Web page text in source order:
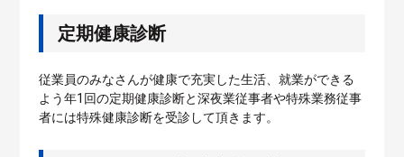
定期健康診断
従業員のみなさんが健康で充実した生活、就業ができる
よう年1回の定期健康診断と深夜業従事者や特殊業務従事
者には特殊健康診断を受診して頂きます。